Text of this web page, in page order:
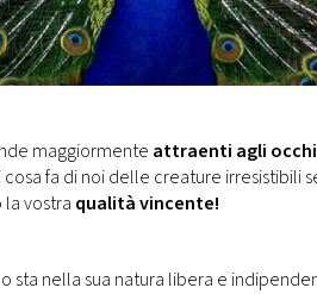
maggiormente attraenti agli
fa di noi delle creature irresistibili
vostra qualità vincente!
sta nella sua natura libera e